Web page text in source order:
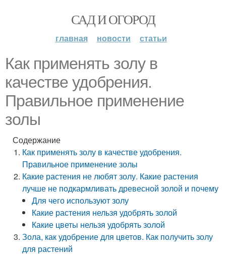
САД И ОГОРОД
главная новости статьи
Как применять золу в
качестве удобрения.
Правильное применение
золы
Содержание
Как применять золу в качестве удобрения.
Правильное применение золы
Какие растения не любят золу. Какие растения
лучше не подкармливать древесной золой и почему
Для чего используют золу
Какие растения нельзя удобрять золой
Какие цветы нельзя удобрять золой
Зола, как удобрение для цветов. Как получить золу
для растений